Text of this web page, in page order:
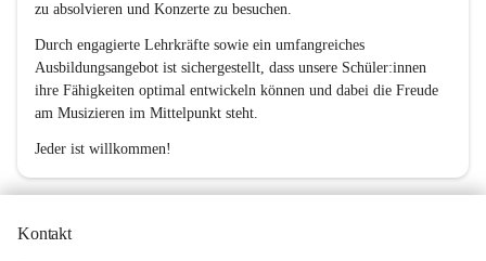
zu absolvieren und Konzerte zu besuchen.
Durch engagierte Lehrkräfte sowie ein umfangreiches
Ausbildungsangebot ist sichergestellt, dass unsere Schüler:innen
ihre Fähigkeiten optimal entwickeln können und dabei die Freude
am Musizieren im Mittelpunkt steht.
Jeder ist willkommen!
Kontakt